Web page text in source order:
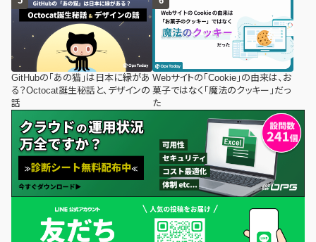
GitHubの「あの猫」は日本に縁があ
る？Octocat誕生秘話と、デザインの
話
Webサイトの「Cookie」の由来は、お
菓子ではなく「魔法のクッキー」だっ
た